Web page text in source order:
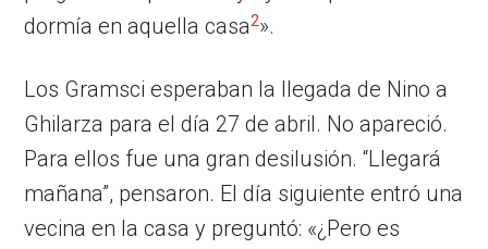
dormía en aquella casa2».
Los Gramsci esperaban la llegada de Nino a
Ghilarza para el día 27 de abril. No apareció.
Para ellos fue una gran desilusión. “Llegará
mañana”, pensaron. El día siguiente entró una
vecina en la casa y preguntó: «¿Pero es